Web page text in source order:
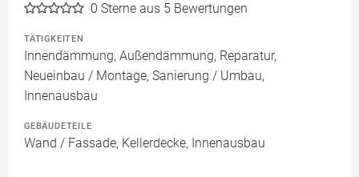
0 Sterne aus 5 Bewertungen
TÄTIGKEITEN
Innendämmung, Außendämmung, Reparatur,
Neueinbau / Montage, Sanierung / Umbau,
Innenausbau
GEBÄUDETEILE
Wand / Fassade, Kellerdecke, Innenausbau